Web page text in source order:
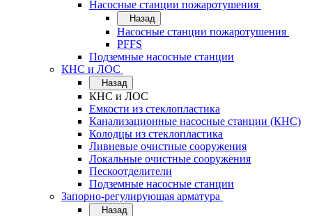
Насосные станции пожаротушения
Назад
Насосные станции пожаротушения
PFFS
Подземные насосные станции
КНС и ЛОС
Назад
КНС и ЛОС
Емкости из стеклопластика
Канализационные насосные станции (КНС)
Колодцы из стеклопластика
Ливневые очистные сооружения
Локальные очистные сооружения
Пескоотделители
Подземные насосные станции
Запорно-регулирующая арматура
Назад